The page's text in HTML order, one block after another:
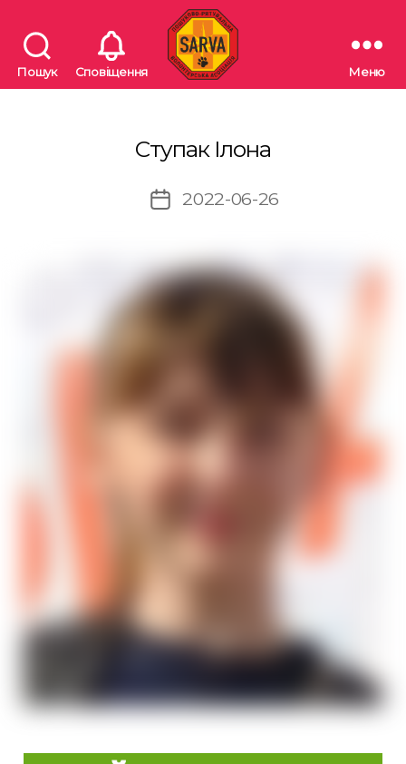
Пошук Сповіщення
"SARVA"
волонтерська
асоціація
Меню
Ступак Ілона
Дата2022-06-26